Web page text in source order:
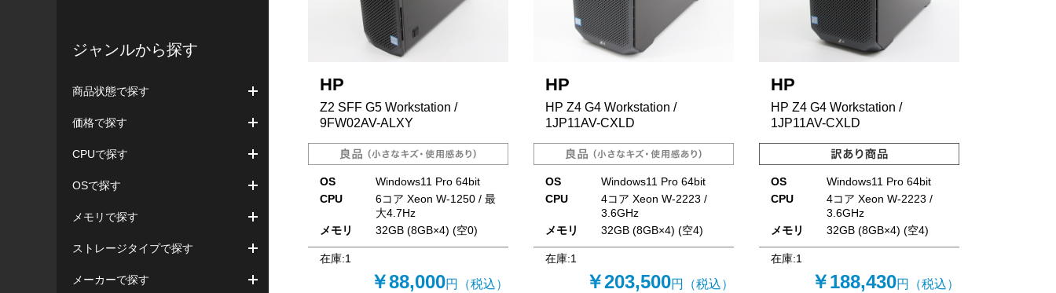
HP
Z2 SFF G5 Workstation /
9FW02AV-ALXY
OS
Windows11 Pro 64bit
CPU
6コア Xeon W-1250 / 最
大4.7Hz
メモリ
32GB (8GB×4) (空0)
在庫:1
￥88,000円（税込）
HP
HP Z4 G4 Workstation /
1JP11AV-CXLD
OS
Windows11 Pro 64bit
CPU
4コア Xeon W-2223 /
3.6GHz
メモリ
32GB (8GB×4) (空4)
在庫:1
￥203,500円（税込）
HP
HP Z4 G4 Workstation /
1JP11AV-CXLD
OS
Windows11 Pro 64bit
CPU
4コア Xeon W-2223 /
3.6GHz
メモリ
32GB (8GB×4) (空4)
在庫:1
￥188,430円（税込）
ジャンルから探す
商品状態で探す
価格で探す
CPUで探す
OSで探す
メモリで探す
ストレージタイプで探す
メーカーで探す